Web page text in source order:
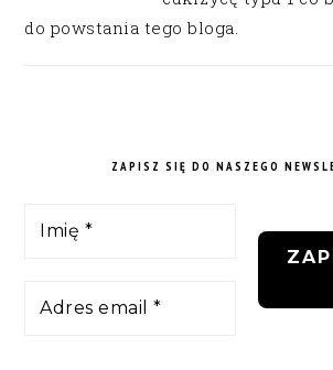
do powstania tego bloga.
ZAPISZ SIĘ DO NASZEGO